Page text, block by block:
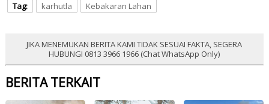
Tag: karhutla Kebakaran Lahan
JIKA MENEMUKAN BERITA KAMI TIDAK SESUAI FAKTA, SEGERA
HUBUNGI 0813 3966 1966 (Chat WhatsApp Only)
BERITA TERKAIT